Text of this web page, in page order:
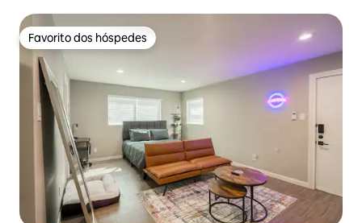
Favorito dos hóspedes
Favorito dos hóspedes